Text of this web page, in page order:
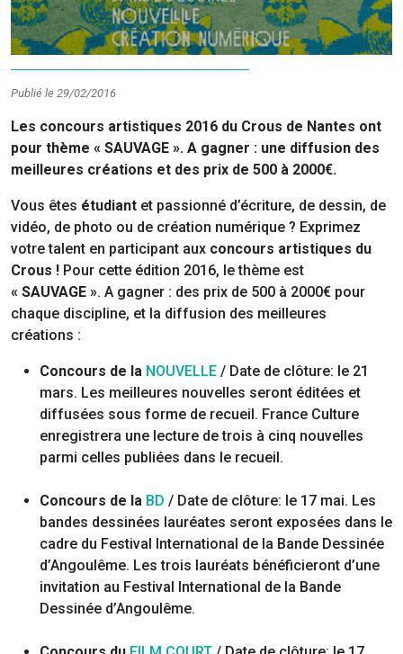
Publié le 29/02/2016
Les concours artistiques 2016 du Crous de Nantes ont
pour thème « SAUVAGE ». A gagner : une diffusion des
meilleures créations et des prix de 500 à 2000€.
Vous êtes étudiant et passionné d’écriture, de dessin, de
vidéo, de photo ou de création numérique ? Exprimez
votre talent en participant aux concours artistiques du
Crous ! Pour cette édition 2016, le thème est
« SAUVAGE ». A gagner : des prix de 500 à 2000€ pour
chaque discipline, et la diffusion des meilleures
créations :
Concours de la NOUVELLE / Date de clôture: le 21
mars. Les meilleures nouvelles seront éditées et
diffusées sous forme de recueil. France Culture
enregistrera une lecture de trois à cinq nouvelles
parmi celles publiées dans le recueil.
Concours de la BD / Date de clôture: le 17 mai. Les
bandes dessinées lauréates seront exposées dans le
cadre du Festival International de la Bande Dessinée
d’Angoulême. Les trois lauréats bénéficieront d’une
invitation au Festival International de la Bande
Dessinée d’Angoulême.